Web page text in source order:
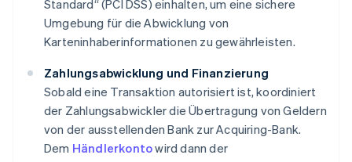
Standard“ (PCI DSS) einhalten, um eine sichere
Umgebung für die Abwicklung von
Karteninhaberinformationen zu gewährleisten.
Zahlungsabwicklung und Finanzierung
Sobald eine Transaktion autorisiert ist, koordiniert
der Zahlungsabwickler die Übertragung von Geldern
von der ausstellenden Bank zur Acquiring-Bank.
Dem Händlerkontowird dann der